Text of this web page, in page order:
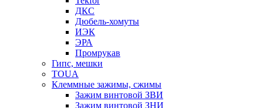
ДКС
Дюбель-хомуты
ИЭК
ЭРА
Промрукав
Гипс, мешки
TOUA
Клеммные зажимы, сжимы
Зажим винтовой ЗВИ
Зажим винтовой ЗНИ